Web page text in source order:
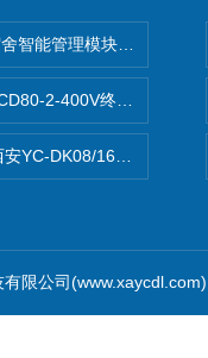
智能管理模块DDEb2-20/
2-400V终端电气综合
安YC-DK08/16A智能照明
限公司